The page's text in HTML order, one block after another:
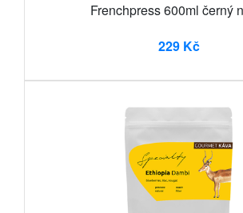
Frenchpress 600ml černý
229 Kč